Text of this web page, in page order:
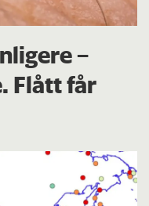
–
Flått får